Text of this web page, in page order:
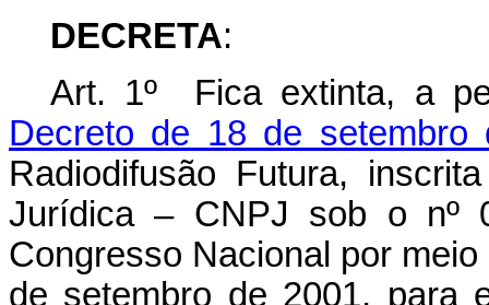
DECRETA:
Art. 1º Fica extinta, a
Decreto de 18 de setembro
Radiodifusão Futura,
Jurídica – CNPJ sob o nº
Congresso Nacional por
de setembro de 2001, para